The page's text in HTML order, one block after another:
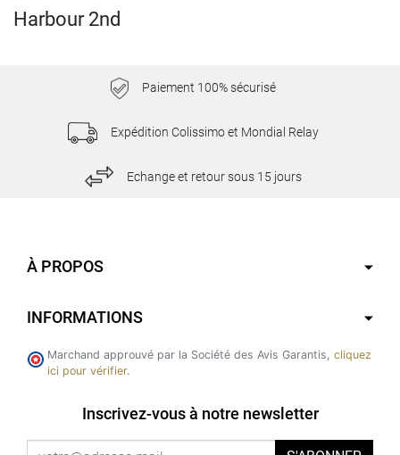
Harbour 2nd
Paiement 100% sécurisé
Expédition Colissimo et Mondial Relay
Echange et retour sous 15 jours
À PROPOS
INFORMATIONS
Marchand approuvé par la Société des Avis Garantis, cliquez
ici pour vérifier.
Inscrivez-vous à notre newsletter